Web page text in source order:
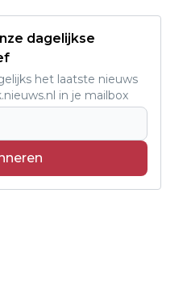
dagelijkse
het laatste nieuws
in je mailbox